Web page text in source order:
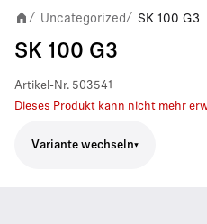
/ Uncategorized / SK 100 G3
SK 100 G3
Artikel-Nr. 503541
Dieses Produkt kann nicht mehr
Variante wechseln